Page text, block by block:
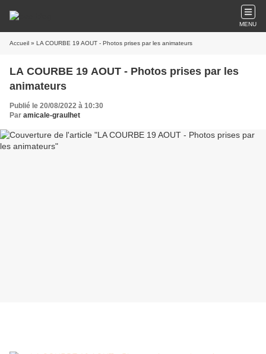
MENU
Accueil » LA COURBE 19 AOUT - Photos prises par les animateurs
LA COURBE 19 AOUT - Photos prises par les
animateurs
Publié le 20/08/2022 à 10:30
Par amicale-graulhet